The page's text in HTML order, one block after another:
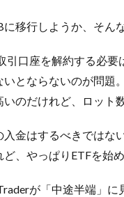
移行しようか、そん
引口座を解約する必
とならないのが問題
のだけれど、ロット
入金はするべきではな
、やっぱりETFを始
が「中途半端」